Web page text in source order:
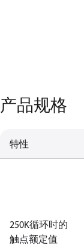
产品规格
特性
250K循环时的
触点额定值